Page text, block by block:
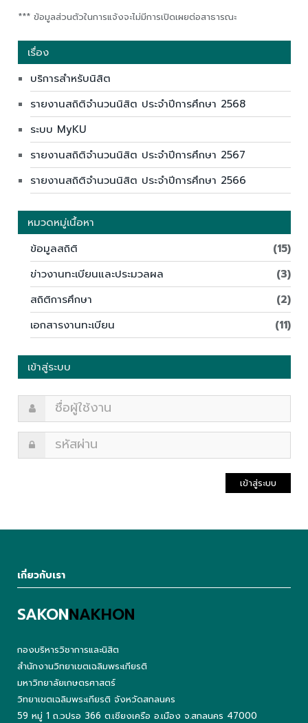
*** ข้อมูลส่วนตัวในการแจ้งจะไม่มีการเปิดเผยต่อสาธารณะ
เรื่อง
บริการสำหรับนิสิต
รายงานสถิติจำนวนนิสิต ประจำปีการศึกษา 2568
ระบบ MyKU
รายงานสถิติจำนวนนิสิต ประจำปีการศึกษา 2567
รายงานสถิติจำนวนนิสิต ประจำปีการศึกษา 2566
หมวดหมู่เนื้อหา
ข้อมูลสถิติ
(15)
ข่าวงานทะเบียนและประมวลผล
(3)
สถิติการศึกษา
(2)
เอกสารงานทะเบียน
(11)
เข้าสู่ระบบ
เข้าสู่ระบบ
เกี่ยวกับเรา
SAKONNAKHON
กองบริหารวิชาการและนิสิต
สำนักงานวิทยาเขตเฉลิมพระเกียรติ
มหาวิทยาลัยเกษตรศาสตร์
วิทยาเขตเฉลิมพระเกียรติ จังหวัดสกลนคร
59 หมู่ 1 ถ.วปรอ 366 ต.เชียงเครือ อ.เมือง จ.สกลนคร 47000